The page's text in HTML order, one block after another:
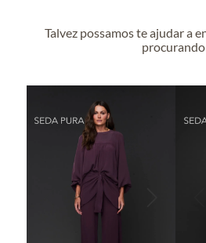
Talvez possamos te ajudar a